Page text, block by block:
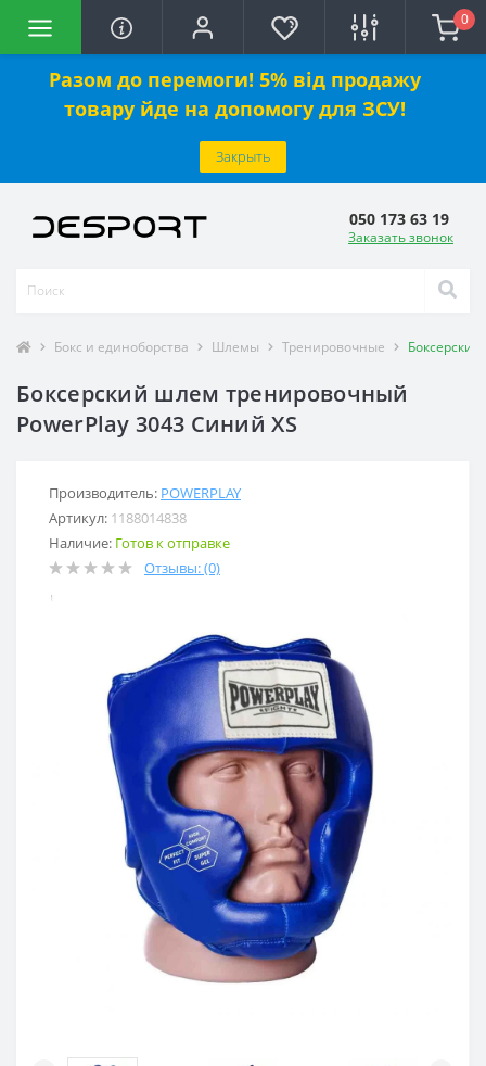
Разом до перемоги! 5% від продажу
товару йде на допомогу для ЗСУ!
Закрыть
0
050 173 63 19
Заказать звонок
Бокс и единоборства Шлемы Тренировочные
Боксерский шлем тренировочный
PowerPlay 3043 Синий XS
Производитель: POWERPLAY
Артикул: 1188014838
Наличие: Готов к отправке
Отзывы: (0)